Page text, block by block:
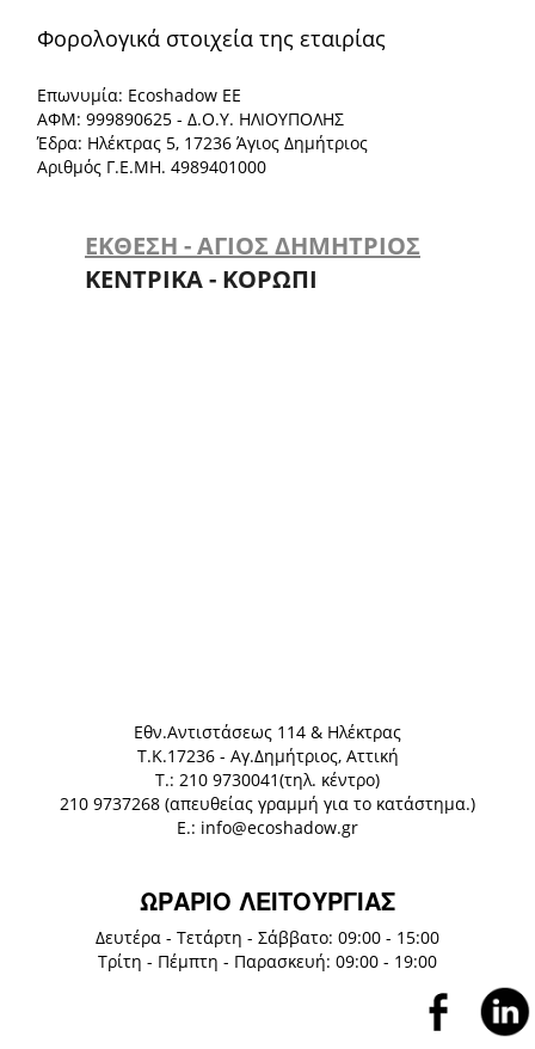
Φορολογικά στοιχεία της εταιρίας
Επωνυμία: Ecoshadow ΕΕ
ΑΦΜ: 999890625 - Δ.Ο.Υ. ΗΛΙΟΥΠΟΛΗΣ
Έδρα: Ηλέκτρας 5, 17236 Άγιος Δημήτριος
Αριθμός Γ.Ε.ΜΗ. 4989401000
ΕΚΘΕΣΗ - ΑΓΙΟΣ ΔΗΜΗΤΡΙΟΣ
ΚΕΝΤΡΙΚΑ - ΚΟΡΩΠΙ
Eθν.Αντιστάσεως 114 & Ηλέκτρας
Τ.Κ.17236 - Αγ.Δημήτριος, Αττική
Τ.: 210 9730041(τηλ. κέντρο)
210 9737268 (απευθείας γραμμή για το κατάστημα.)
E.: info@ecoshadow.gr
ΩΡΑΡΙΟ ΛΕΙΤΟΥΡΓΙΑΣ
Δευτέρα - Τετάρτη - Σάββατο: 09:00 - 15:00
Τρίτη - Πέμπτη - Παρασκευή: 09:00 - 19:00